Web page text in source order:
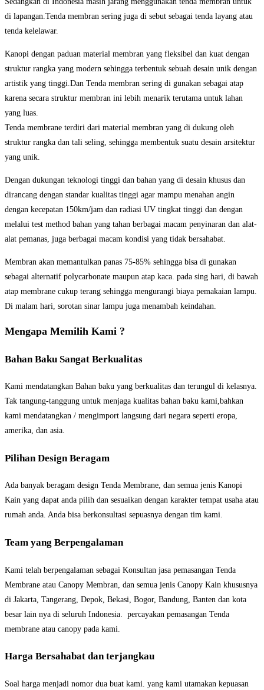
di lapangan.Tenda membran sering juga di sebut sebagai tenda layang atau
tenda kelelawar.
Kanopi dengan paduan material membran yang fleksibel dan kuat dengan
struktur rangka yang modern sehingga terbentuk sebuah desain unik dengan
artistik yang tinggi.Dan Tenda membran sering di gunakan sebagai atap
karena secara struktur membran ini lebih menarik terutama untuk lahan
yang luas.
Tenda membrane terdiri dari material membran yang di dukung oleh
struktur rangka dan tali seling, sehingga membentuk suatu desain arsitektur
yang unik.
Dengan dukungan teknologi tinggi dan bahan yang di desain khusus dan
dirancang dengan standar kualitas tinggi agar mampu menahan angin
dengan kecepatan 150km/jam dan radiasi UV tingkat tinggi dan dengan
melalui test method bahan yang tahan berbagai macam penyinaran dan alat-
alat pemanas, juga berbagai macam kondisi yang tidak bersahabat.
Membran akan memantulkan panas 75-85% sehingga bisa di gunakan
sebagai alternatif polycarbonate maupun atap kaca. pada sing hari, di bawah
atap membrane cukup terang sehingga mengurangi biaya pemakaian lampu.
Di malam hari, sorotan sinar lampu juga menambah keindahan.
Mengapa Memilih Kami ?
Bahan Baku Sangat Berkualitas
Kami mendatangkan Bahan baku yang berkualitas dan terungul di kelasnya.
Tak tangung-tanggung untuk menjaga kualitas bahan baku kami,bahkan
kami mendatangkan / mengimport langsung dari negara seperti eropa,
amerika, dan asia.
Pilihan Design Beragam
Ada banyak beragam design Tenda Membrane, dan semua jenis Kanopi
Kain yang dapat anda pilih dan sesuaikan dengan karakter tempat usaha atau
rumah anda. Anda bisa berkonsultasi sepuasnya dengan tim kami.
Team yang Berpengalaman
Kami telah berpengalaman sebagai Konsultan jasa pemasangan Tenda
Membrane atau Canopy Membran, dan semua jenis Canopy Kain khususnya
di Jakarta, Tangerang, Depok, Bekasi, Bogor, Bandung, Banten dan kota
besar lain nya di seluruh Indonesia. percayakan pemasangan Tenda
membrane atau canopy pada kami.
Harga Bersahabat dan terjangkau
Soal harga menjadi nomor dua buat kami. yang kami utamakan kepuasan